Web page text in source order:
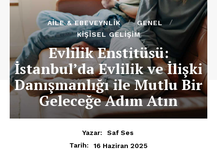
AILE & EBEVEYNLIK
GENEL
KIŞISEL GELIŞIM
Evlilik Enstitüsü:
İstanbul’da Evlilik ve İlişki
Danışmanlığı ile Mutlu Bir
Geleceğe Adım Atın
Yazar:
Saf Ses
Tarih:
16 Haziran 2025